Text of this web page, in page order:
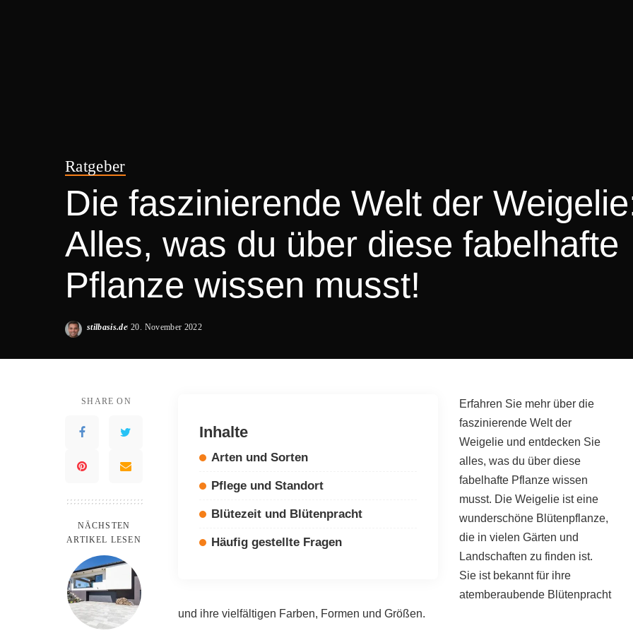
Ratgeber
Die faszinierende Welt der
Alles, was du über diese fabelhafte
Pflanze wissen musst!
Posted
stilbasis.de 20. November 2022
SHARE ON
NÄCHSTEN
ARTIKEL LESEN
Inhalte
Arten und Sorten
Pflege und Standort
Blütezeit und Blütenpracht
Häufig gestellte Fragen
Erfahren Sie mehr über die
faszinierende Welt der
Weigelie und entdecken Sie
alles, was du über diese
fabelhafte Pflanze wissen
musst. Die Weigelie ist eine
wunderschöne Blütenpflanze,
die in vielen Gärten und
Landschaften zu finden ist.
Sie ist bekannt für ihre
atemberaubende Blütenpracht
und ihre vielfältigen Farben, Formen und Größen.